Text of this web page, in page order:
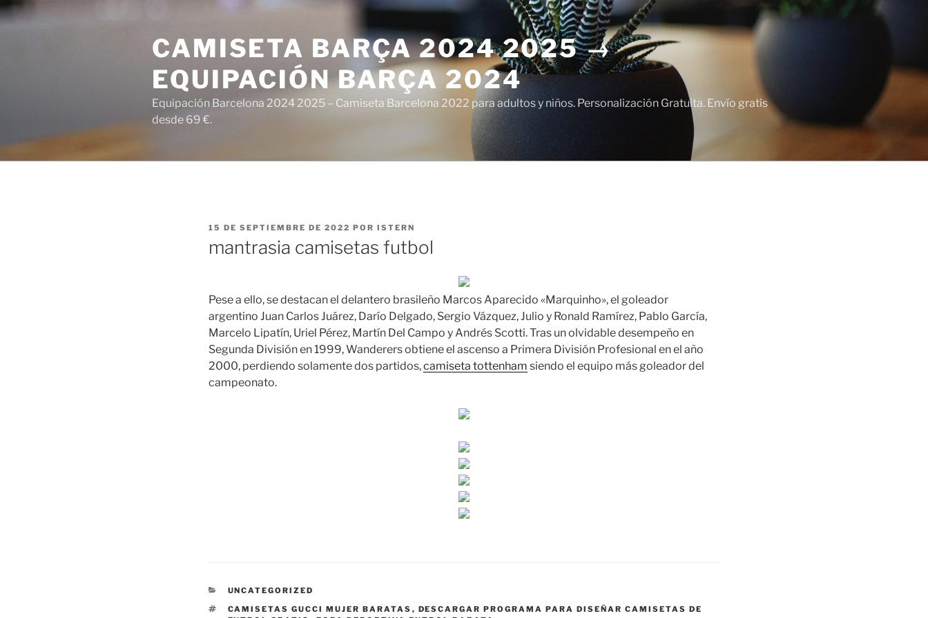
Saltar
al
CAMISETA BARÇA 2024 2025 →
EQUIPACIÓN BARÇA 2024
Equipación Barcelona 2024 2025 – Camiseta Barcelona 2022 para adultos y niños. Personalización Gratuita. Envío gratis
desde 69 €.
PUBLICADO
15 DE SEPTIEMBRE DE 2022 POR ISTERN
mantrasia camisetas futbol
Pese a ello, se destacan el delantero brasileño Marcos Aparecido «Marquinho», el goleador
argentino Juan Carlos Juárez, Darío Delgado, Sergio Vázquez, Julio y Ronald Ramírez, Pablo García,
Marcelo Lipatín, Uriel Pérez, Martín Del Campo y Andrés Scotti. Tras un olvidable desempeño en
Segunda División en 1999, Wanderers obtiene el ascenso a Primera División Profesional en el año
2000, perdiendo solamente dos partidos,camiseta tottenham siendo el equipo más goleador del
campeonato.
CATEGORÍAS
UNCATEGORIZED
ETIQUETAS
CAMISETAS GUCCI MUJER BARATAS , DESCARGAR PROGRAMA PARA DISEÑAR CAMISETAS DE